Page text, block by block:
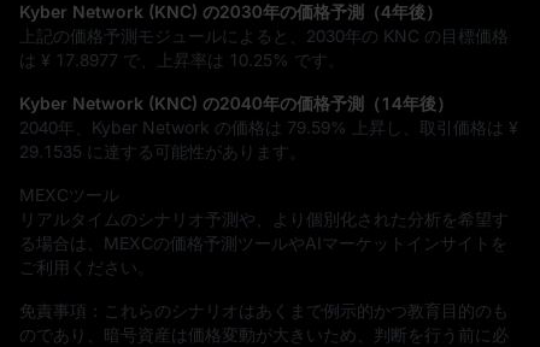
Kyber Network (KNC) の2030年の価格予測（4年後）
上記の価格予測モジュールによると、2030年の KNC の目標価格
は ¥ 17.8977 で、上昇率は 10.25% です。
Kyber Network (KNC) の2040年の価格予測（14年後）
2040年、Kyber Network の価格は 79.59% 上昇し、取引価格は ¥
29.1535 に達する可能性があります。
MEXCツール
リアルタイムのシナリオ予測や、より個別化された分析を希望す
る場合は、MEXCの価格予測ツールやAIマーケットインサイトを
ご利用ください。
免責事項：これらのシナリオはあくまで例示的かつ教育目的のも
のであり、暗号資産は価格変動が大きいため、判断を行う前に必